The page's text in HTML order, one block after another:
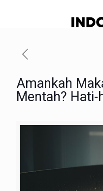
Amankah
Mentah? Hati-